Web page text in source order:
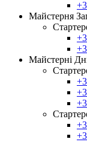
Майстерня
Майстерні